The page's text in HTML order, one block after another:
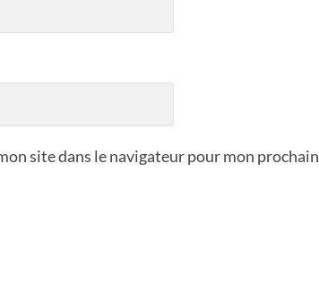
site dans le navigateur pour mon prochain